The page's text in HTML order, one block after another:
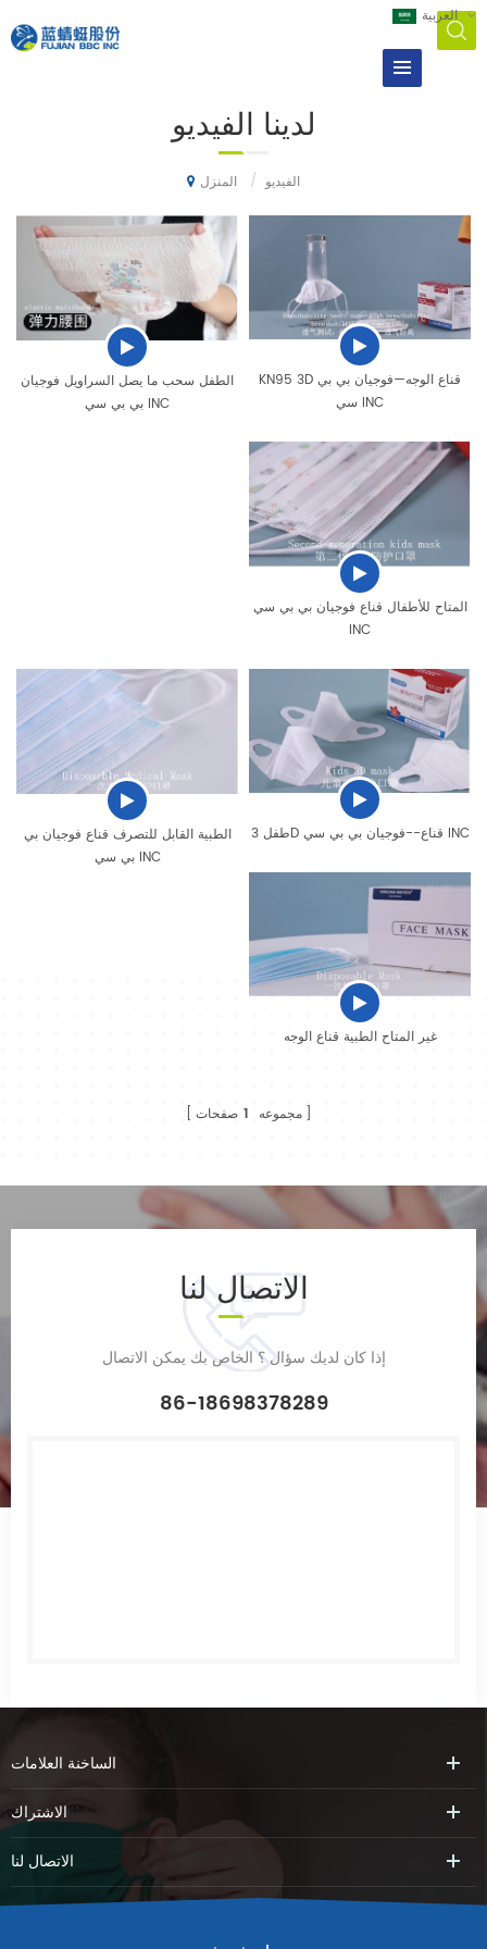
العربية
لدينا الفيديو
المنزل / الفيديو
الطفل سحب ما يصل السراويل فوجيان
بي بي سي INC
KN95 3D قناع الوجه—فوجيان بي بي
سي INC
المتاح للأطفال قناع فوجيان بي بي سي
INC
الطبية القابل للتصرف قناع فوجيان بي
بي سي INC
طفل 3D قناع--فوجيان بي بي سي INC
غير المتاح الطبية قناع الوجه
مجموعه 1 صفحات
الاتصاللنا
إذا كان لديك سؤال ؟ الخاص بك يمكن الاتصال
86-18698378289
الساخنة العلامات
الاشتراك
الاتصال لنا